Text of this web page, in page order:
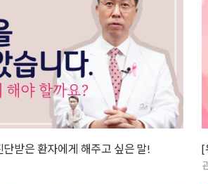
받은 환자에게 해주고 싶은 말! [